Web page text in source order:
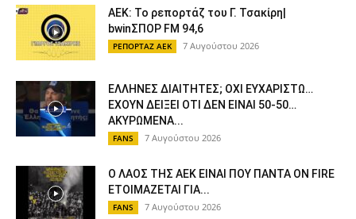
ΑΕΚ: Το ρεπορτάζ του Γ. Τσακίρη|
bwinΣΠΟΡ FM 94,6
ΡΕΠΟΡΤΑΖ ΑΕΚ 7 Αυγούστου 2026
ΕΛΛΗΝΕΣ ΔΙΑΙΤΗΤΕΣ; ΟΧΙ ΕΥΧΑΡΙΣΤΩ…
ΕΧΟΥΝ ΔΕΙΞΕΙ ΟΤΙ ΔΕΝ ΕΙΝΑΙ 50-50…
ΑΚΥΡΩΜΕΝΑ...
FANS 7 Αυγούστου 2026
Ο ΛΑΟΣ ΤΗΣ ΑΕΚ ΕΙΝΑΙ ΠΟΥ ΠΑΝΤΑ ON FIRE
ΕΤΟΙΜΑΖΕΤΑΙ ΓΙΑ...
FANS 7 Αυγούστου 2026